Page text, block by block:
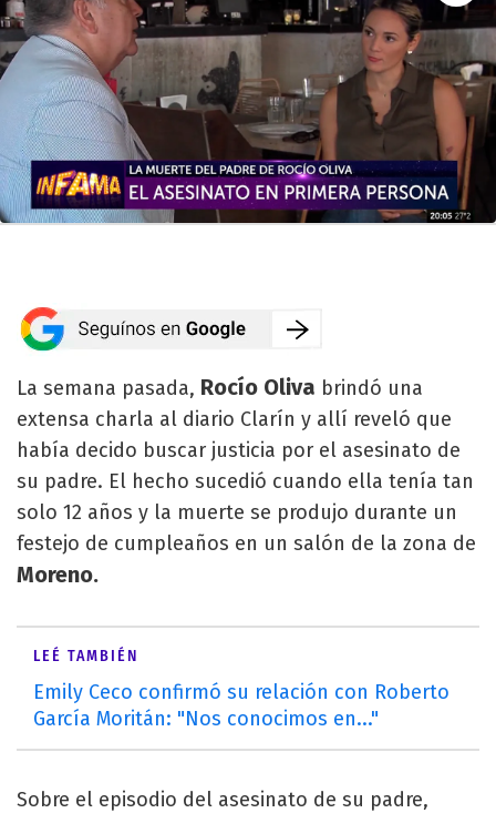
La semana pasada, Rocío Oliva brindó una
extensa charla al diario Clarín y allí reveló que
había decido buscar justicia por el asesinato de
su padre. El hecho sucedió cuando ella tenía tan
solo 12 años y la muerte se produjo durante un
festejo de cumpleaños en un salón de la zona de
Moreno.
LEÉ TAMBIÉN
Emily Ceco confirmó su relación con Roberto
García Moritán: "Nos conocimos en..."
Sobre el episodio del asesinato de su padre,